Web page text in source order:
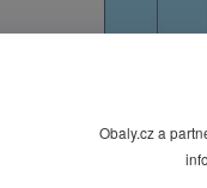
Obaly.cz a